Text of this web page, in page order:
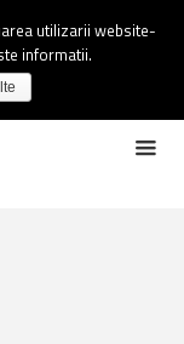
utilizarii website-
informatii.